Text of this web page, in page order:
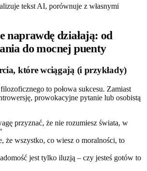
naprawdę działają: od
do mocnej puenty
które wciągają (i przykłady)
to połowa sukcesu. Zamiast
prowokacyjne pytanie lub osobistą
przyznać, że nie rozumiesz świata, w
że wszystko, co wiesz o moralności, to
jest tylko iluzją – czy jesteś gotów to